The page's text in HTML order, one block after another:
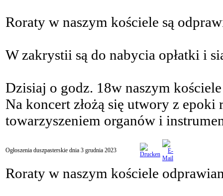
Roraty w naszym kościele są
W zakrystii są do nabycia opłatki i
Dzisiaj o godz. 18w naszym
Na koncert złożą się utwory z
towarzyszeniem organów i
Ogłoszenia duszpasterskie dnia 3 grudnia 2023
Roraty w naszym kościele